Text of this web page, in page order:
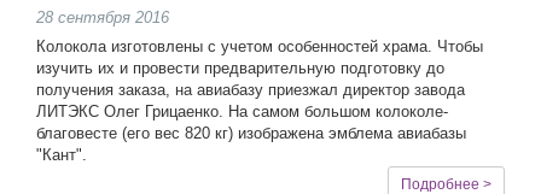
28 сентября 2016
Колокола изготовлены с учетом особенностей храма. Чтобы
изучить их и провести предварительную подготовку до
получения заказа, на авиабазу приезжал директор завода
ЛИТЭКС Олег Грицаенко. На самом большом колоколе-
благовесте (его вес 820 кг) изображена эмблема авиабазы
"Кант".
Подробнее >